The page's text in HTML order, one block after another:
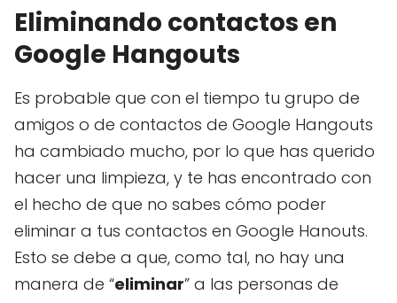
Eliminando contactos en
Google Hangouts
Es probable que con el tiempo tu grupo de
amigos o de contactos de Google Hangouts
ha cambiado mucho, por lo que has querido
hacer una limpieza, y te has encontrado con
el hecho de que no sabes cómo poder
eliminar a tus contactos en Google Hanouts.
Esto se debe a que, como tal, no hay una
manera de “eliminar” a las personas de